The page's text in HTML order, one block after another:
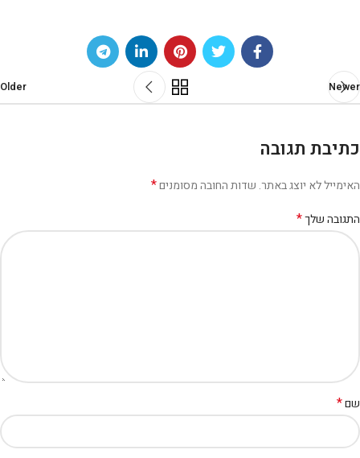
Newer
Older
כתיבת תגובה
האימייל לא יוצג באתר. שדות החובה מסומנים*
התגובה שלך*
שם*